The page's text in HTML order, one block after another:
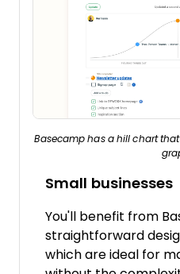
Basecamp has a hill chart
Small businesses
You'll benefit from
straightforward
which are ideal for